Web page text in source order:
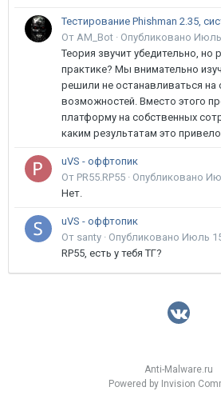
От AM_Bot · Опубликовано
Теория звучит убедительно, но
практике? Мы внимательно
решили не останавливаться на
возможностей. Вместо этого
платформу на собственных
каким результатам это
uVS - оффтопик
От PR55.RP55 · Опубликовано
Нет.
uVS - оффтопик
От santy · Опубликовано Июль
RP55, есть у тебя ТГ?
Anti-Malware.ru
Powered by Invision